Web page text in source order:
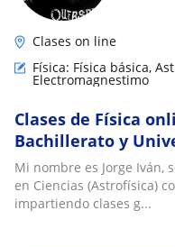
Clases on line
Física: Física básica,
Electromagnestimo
Clases de Física
Bachillerato y
Mi nombre es Jorge Iván,
en Ciencias (Astrofísica)
impartiendo clases g...